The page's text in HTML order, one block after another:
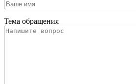
Тема обращения